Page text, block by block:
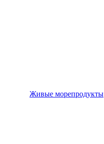
Живые морепродукты